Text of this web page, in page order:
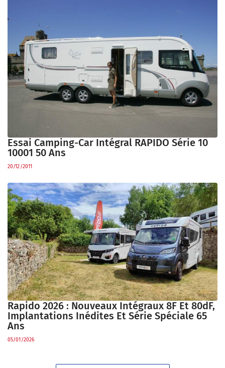
Essai Camping-Car Intégral RAPIDO Série 10
10001 50 Ans
20/12/2011
Rapido 2026 : Nouveaux Intégraux 8F Et 80dF,
Implantations Inédites Et Série Spéciale 65
Ans
05/01/2026